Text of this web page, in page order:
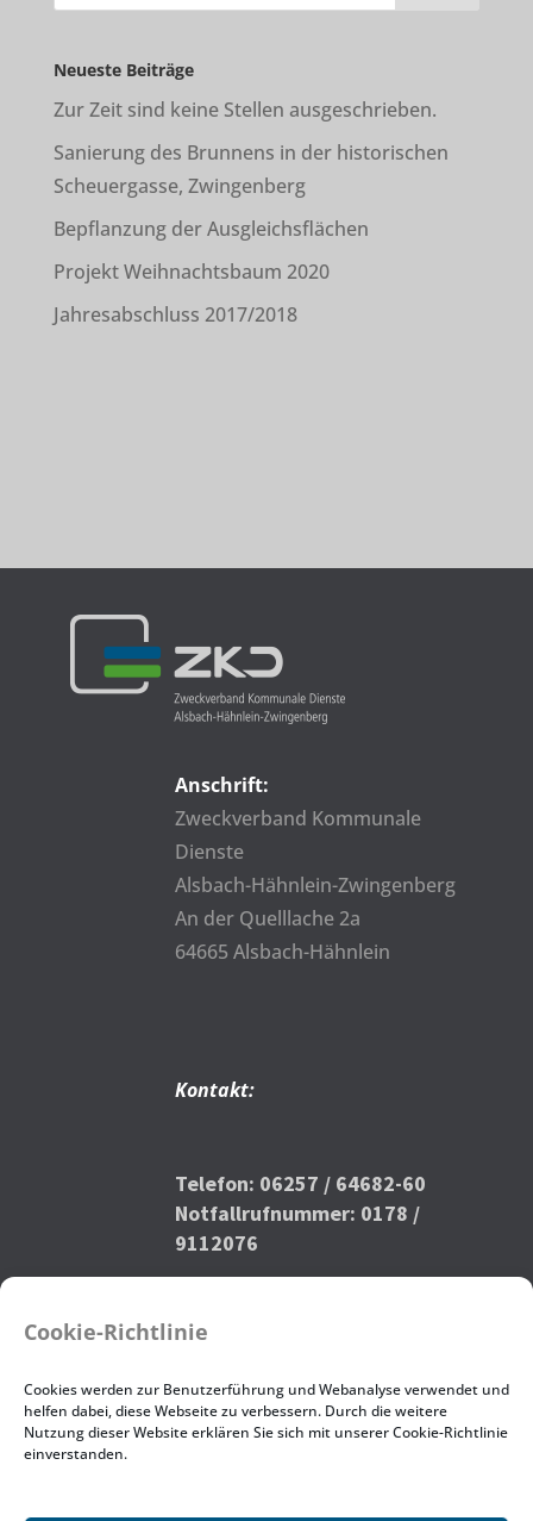
Cookie-Richtlinie
Cookies werden zur Benutzerführung und Webanalyse verwendet und
helfen dabei, diese Webseite zu verbessern. Durch die weitere
Nutzung dieser Website erklären Sie sich mit unserer Cookie-Richtlinie
einverstanden.
Neueste Beiträge
Zur Zeit sind keine Stellen ausgeschrieben.
Sanierung des Brunnens in der historischen
Scheuergasse, Zwingenberg
Bepflanzung der Ausgleichsflächen
Projekt Weihnachtsbaum 2020
Jahresabschluss 2017/2018
Anschrift:
Zweckverband Kommunale
Dienste
Alsbach-Hähnlein-Zwingenberg
An der Quelllache 2a
64665 Alsbach-Hähnlein
Kontakt:
Telefon: 06257 / 64682-60
Notfallrufnummer: 0178 /
9112076
Impressum|Datenschutz